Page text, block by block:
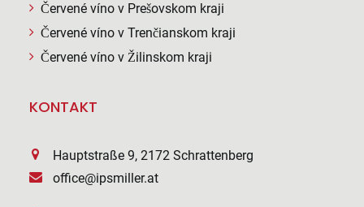
Červené víno v Prešovskom kraji
Červené víno v Trenčianskom kraji
Červené víno v Žilinskom kraji
KONTAKT
Hauptstraße 9, 2172 Schrattenberg
office@ipsmiller.at